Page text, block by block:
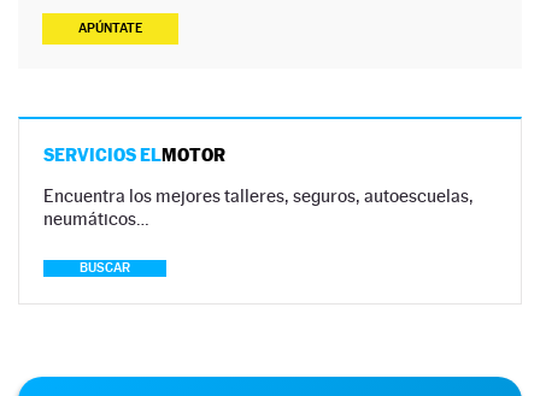
APÚNTATE
SERVICIOS ELMOTOR
Encuentra los mejores talleres, seguros, autoescuelas,
neumáticos…
BUSCAR